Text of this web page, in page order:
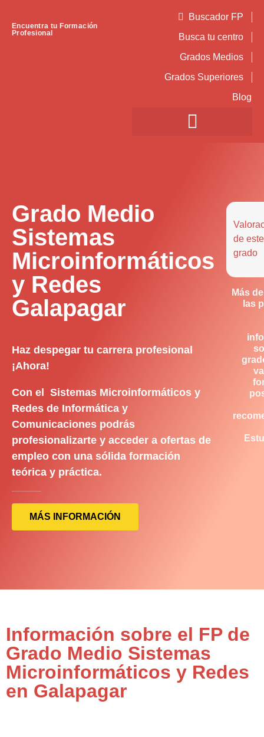
Encuentra tu Formación
Profesional
Buscador FP
Busca tu centro
Grados Medios
Grados Superiores
Blog
Grado Medio
Sistemas
Microinformáticos
y Redes
Galapagar
Haz despegar tu carrera profesional
¡Ahora!
Con el Sistemas Microinformáticos y
Redes de Informática y
Comunicaciones podrás
profesionalizarte y acceder a ofertas de
empleo con una sólida formación
teórica y práctica.
MÁS INFORMACIÓN
de este
grado
Más
las
Información sobre el FP de
Grado Medio Sistemas
Microinformáticos y Redes
en Galapagar